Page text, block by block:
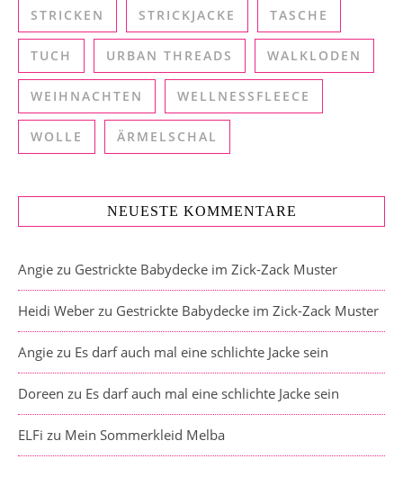
STRICKEN STRICKJACKE TASCHE
TUCH URBAN THREADS WALKLODEN
WEIHNACHTEN WELLNESSFLEECE
WOLLE ÄRMELSCHAL
NEUESTE KOMMENTARE
Angie zu Gestrickte Babydecke im Zick-Zack Muster
Heidi Weber zu Gestrickte Babydecke im Zick-Zack Muster
Angie zu Es darf auch mal eine schlichte Jacke sein
Doreen zu Es darf auch mal eine schlichte Jacke sein
ELFi zu Mein Sommerkleid Melba